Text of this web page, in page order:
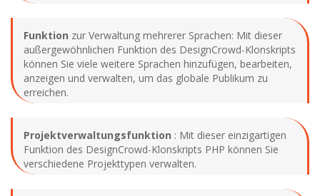
Funktion zur Verwaltung mehrerer Sprachen: Mit dieser
außergewöhnlichen Funktion des DesignCrowd-Klonskripts
können Sie viele weitere Sprachen hinzufügen, bearbeiten,
anzeigen und verwalten, um das globale Publikum zu
erreichen.
Projektverwaltungsfunktion : Mit dieser einzigartigen
Funktion des DesignCrowd-Klonskripts PHP können Sie
verschiedene Projekttypen verwalten.